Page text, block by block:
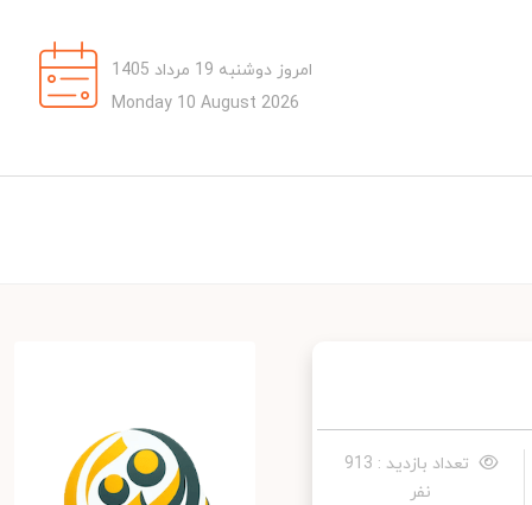
امروز دوشنبه 19 مرداد 1405
Monday 10 August 2026
تعداد بازدید : 913
نفر